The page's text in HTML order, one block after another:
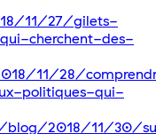
11/27/gilets-
cherchent-des-
11/28/
politiques-qui-
blog/2018/11/30/